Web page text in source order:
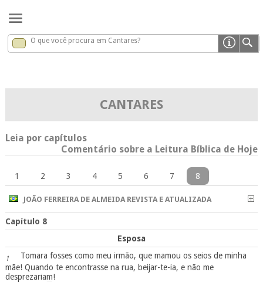
Cantares x
O que você procura em Cantares?
CANTARES
Leia por capítulos
Comentário sobre a Leitura Bíblica de Hoje
1 2 3 4 5 6 7 8
JOÃO FERREIRA DE ALMEIDA REVISTA E ATUALIZADA
Capítulo 8
Esposa
1
Tomara fosses como meu irmão, que mamou os seios de minha
mãe! Quando te encontrasse na rua, beijar-te-ia, e não me
desprezariam!